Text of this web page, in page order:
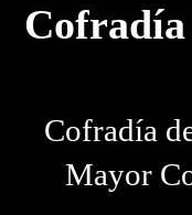
Cofradía
Cofradía
Mayor